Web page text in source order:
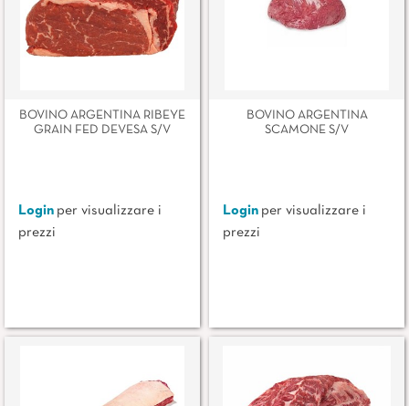
BOVINO ARGENTINA RIBEYE
GRAIN FED DEVESA S/V
Login per visualizzare i
prezzi
BOVINO ARGENTINA
SCAMONE S/V
Login per visualizzare i
prezzi